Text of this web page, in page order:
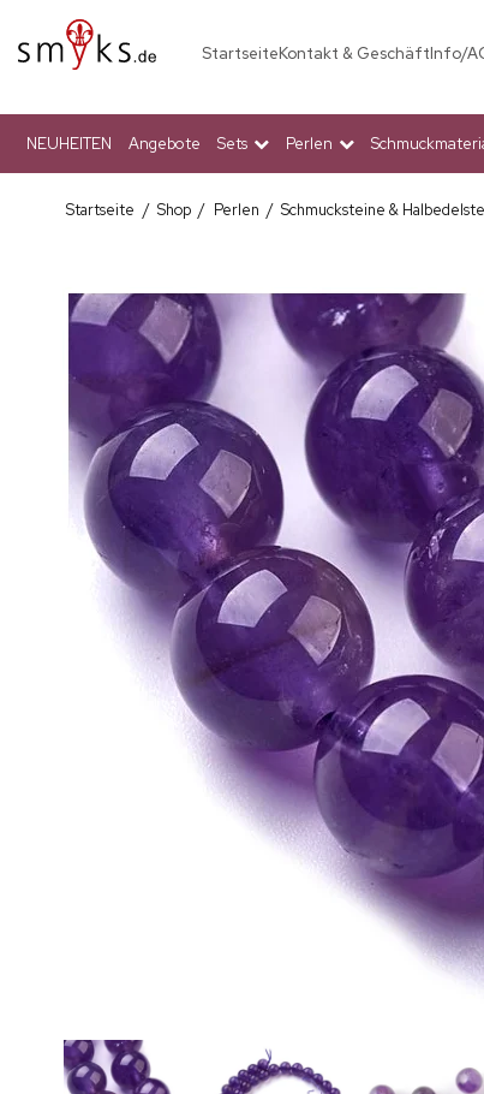
StartseiteKontakt & GeschäftInfo/
NEUHEITEN Angebote Sets Perlen
Startseite / Shop / Perlen / Schmucksteine &